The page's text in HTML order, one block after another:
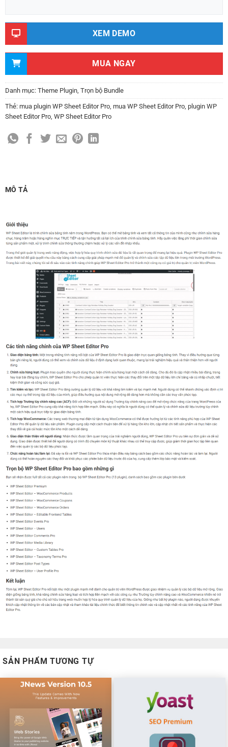
XEM DEMO
MUA NGAY
Danh mục: Theme Plugin, Trọn bộ Bundle
Thẻ: mua plugin WP Sheet Editor Pro, mua WP Sheet Editor Pro, plugin WP
Sheet Editor Pro, WP Sheet Editor Pro
MÔ TẢ
SẢN PHẨM TƯƠNG TỰ